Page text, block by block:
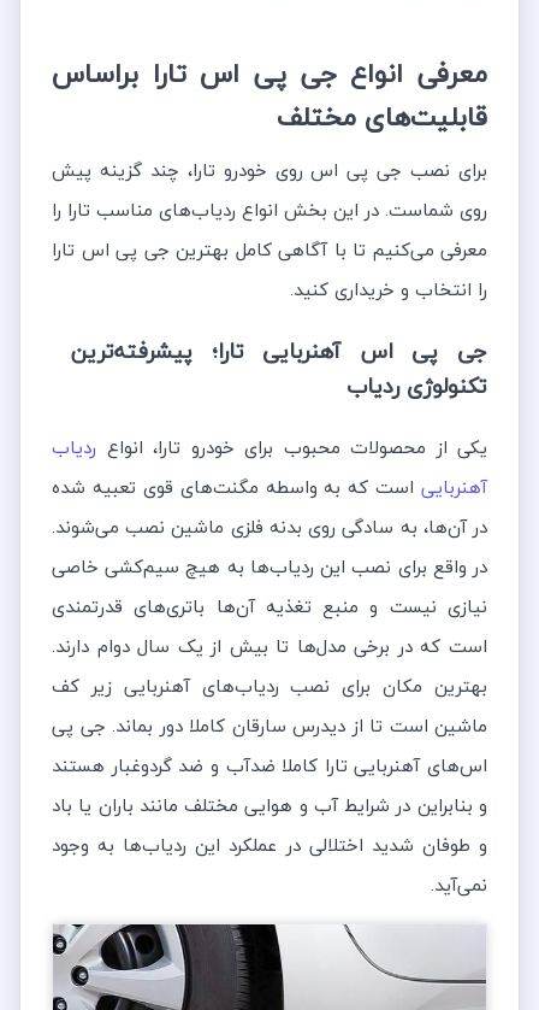
معرفی انواع جی پی اس تارا براساس
قابلیت‌های مختلف
برای نصب جی پی اس روی خودرو تارا، چند گزینه پیش
روی شماست. در این بخش انواع ردیاب‌های مناسب تارا را
معرفی می‌کنیم تا با آگاهی کامل بهترین جی پی اس تارا
را انتخاب و خریداری کنید.
جی پی اس آهنربایی تارا؛ پیشرفته‌ترین
تکنولوژی‌ ردیاب
یکی از محصولات محبوب برای خودرو تارا، انواع ردیاب
آهنربایی است که به واسطه مگنت‌های قوی تعبیه شده
در آن‌ها، به سادگی روی بدنه فلزی ماشین نصب می‌شوند.
در واقع برای نصب این ردیاب‌ها به هیچ سیم‌کشی خاصی
نیازی نیست و منبع تغذیه آن‌ها باتری‌های قدرتمندی
است که در برخی مدل‌ها تا بیش از یک سال دوام دارند.
بهترین مکان برای نصب ردیاب‌های آهنربایی زیر کف
ماشین است تا از دیدرس سارقان کاملا دور بماند. جی پی
اس‌های آهنربایی تارا کاملا ضدآب و ضد گردوغبار هستند
و بنابراین در شرایط آب و هوایی مختلف مانند باران یا باد
و طوفان شدید اختلالی در عملکرد این ردیاب‌ها به وجود
نمی‌آید.